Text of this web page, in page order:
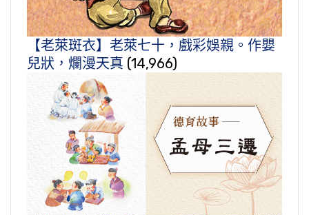
【老萊斑衣】老萊七十，戲彩娛親。作嬰
兒狀，爛漫天真 (14,966)